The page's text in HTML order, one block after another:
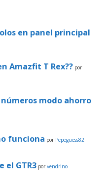
en panel principal
Amazfit T Rex?? por
modo ahorro
funciona por Pepeguess82
el GTR3 porvendrino